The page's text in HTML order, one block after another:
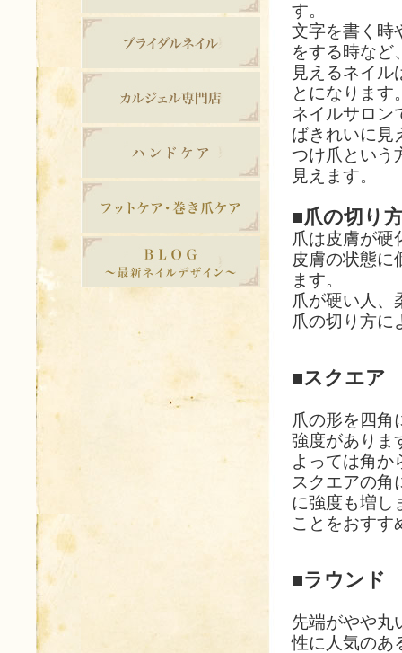
す。
文字を書く時
をする時など
見えるネイル
とになります
ネイルサロン
ばきれいに見
つけ爪という
見えます。
■爪の切り
爪は皮膚が硬
皮膚の状態に
ます。
爪が硬い人、
爪の切り方に
■スクエア
爪の形を四角
強度がありま
よっては角か
スクエアの角
に強度も増し
ことをおすす
■ラウンド
先端がやや丸
性に人気のあ